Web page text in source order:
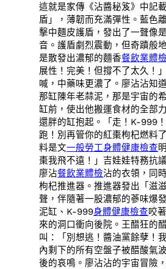
這就是家傳《沾醬秘笈》中記
盾」，薄韌而充滿彈性。藍色
擊中麵皮護盾，發出了一聲像
音。護盾劇烈震動，但奇蹟般
是散發出濃郁的麵香餐飲業體檢
展性！完美！但撐不了太久！
喊，中藥味更濃了。廖沾沾知
那缸陳年老蒜泥，那是宇宙的
缸前，使出他搬運食材的全部
還胖的缸抱起。「走！K-999
跑！別再管你的紅棗枸杞燃料
料是文一般勞工身體健康檢查
棗我飛不遠！」吉娃娃特務抗
廖沾餐飲業體檢沾的衣領，同
枸杞推進器。推進器發出「滋
聲，伴隨著一股濃郁的蔘味爆
泥缸、K-999身體健康檢查咬
來的洞口衝向後院。王醋狂的
叫：「別想逃！醬油黨餘孽！
內剩下的所有空盤子被醋酸氣
後的哀鳴。廖沾沾的宇宙冒險